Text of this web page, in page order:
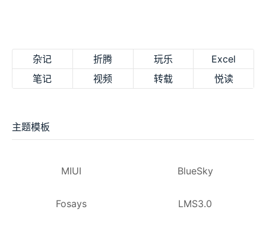
杂记 折腾 玩乐
Excel
笔记
视频 转载 悦读
主题模板
MIUI BlueSky
Fosays LMS3.0